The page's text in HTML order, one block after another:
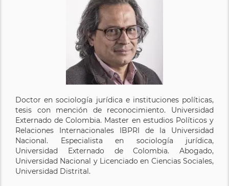
Doctor en sociología jurídica e instituciones políticas,
tesis con mención de reconocimiento. Universidad
Externado de Colombia. Master en estudios Políticos y
Relaciones Internacionales IBPRI de la Universidad
Nacional. Especialista en sociología jurídica,
Universidad Externado de Colombia. Abogado,
Universidad Nacional y Licenciado en Ciencias Sociales,
Universidad Distrital.